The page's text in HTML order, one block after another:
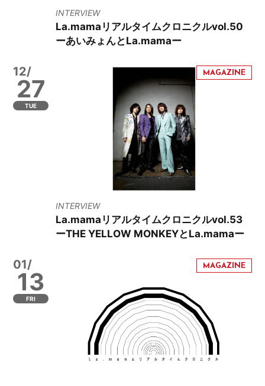
INTERVIEW
La.mamaリアルタイムクロニクルvol.50
ーあいみょんとLa.mamaー
12/
27
TUE
INTERVIEW
La.mamaリアルタイムクロニクルvol.53
ーTHE YELLOW MONKEYとLa.mamaー
01/
13
FRI